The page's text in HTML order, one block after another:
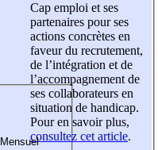
Cap emploi et ses
partenaires pour ses
actions concrètes en
faveur du recrutement,
de l’intégration et de
l’accompagnement de
ses collaborateurs en
situation de handicap.
Pour en savoir plus,
consultez cet article.